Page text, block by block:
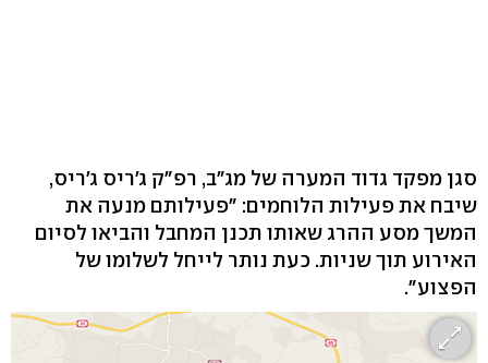
סגן מפקד גדוד המערה של מג"ב, רפ"ק ג'ריס ג'ריס,
שיבח את פעילות הלוחמים: "פעילותם מנעה את
המשך מסע ההרג שאותו תכנן המחבל והביאו לסיום
האירוע תוך שניות. כעת נותר לייחל לשלומו של
הפצוע".